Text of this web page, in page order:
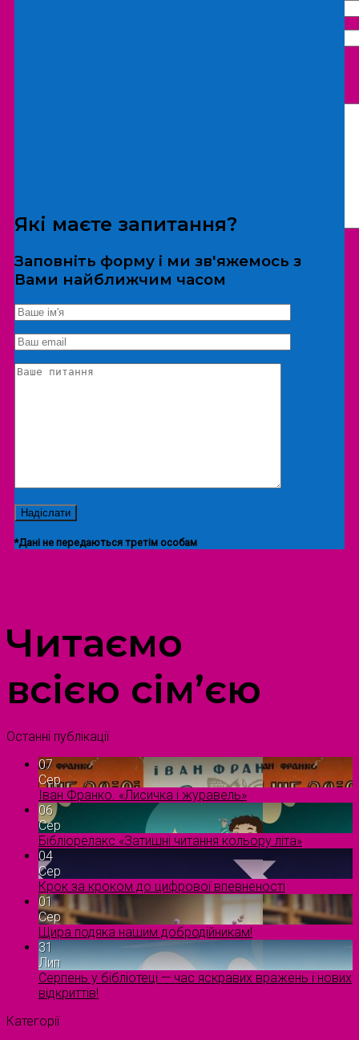
*Дані не передаються третім особам
Екскурсія/локація
Які маєте запитання?
Заповніть форму і ми зв'яжемось з
Вами найближчим часом
*Дані не передаються третім особам
Читаємо
всією сім’єю
Останні публікації
07
Сер
Іван Франко. «Лисичка і журавель»
06
Сер
Бібліорелакс «Затишні читання кольору літа»
04
Сер
Крок за кроком до цифрової впевненості
01
Сер
Щира подяка нашим добродійникам!
31
Лип
Серпень у бібліотеці — час яскравих вражень і нових
відкриттів!
Категорії